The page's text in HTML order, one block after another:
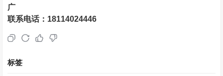
广
联系电话： 18114024446
标签